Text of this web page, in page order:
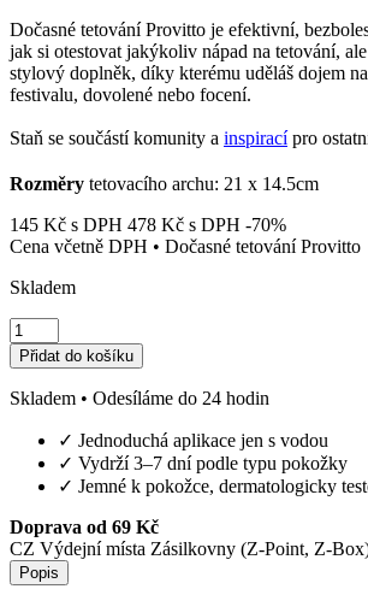
Dočasné tetování Provitto je efektivní,
jak si otestovat jakýkoliv nápad na tetování,
stylový doplněk, díky kterému uděláš dojem
festivalu, dovolené nebo focení.
Staň se součástí komunity a inspirací pro
Rozměry tetovacího archu: 21 x 14.5cm
145 Kč s DPH 478 Kč s DPH -70%
Cena včetně DPH • Dočasné tetování Provitto
Skladem
Music
Skull
množství
Přidat do košíku
Skladem • Odesíláme do 24 hodin
✓ Jednoduchá aplikace jen s vodou
✓ Vydrží 3–7 dní podle typu pokožky
✓ Jemné k pokožce, dermatologicky
Doprava od 69 Kč
CZ Výdejní místa Zásilkovny (Z-Point, Z-
Popis